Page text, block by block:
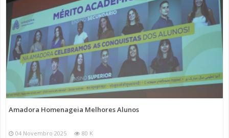
Amadora Homenageia Melhores Alunos
04 Novembro 2025 80 K